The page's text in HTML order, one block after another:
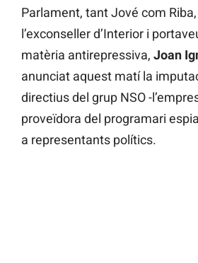
Parlament, tant Jové com
l’exconseller d’Interior i
matèria antirepressiva, Joan
anunciat aquest matí la
directius del grup NSO -
proveïdora del programari
a representants polítics.